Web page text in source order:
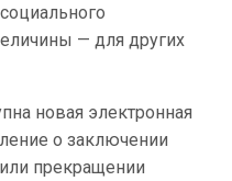
— для других
новая электронная
о заключении
прекращении